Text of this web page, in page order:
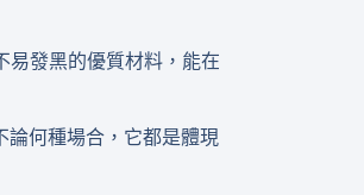
發黑的優質材料，能在
何種場合，它都是體現